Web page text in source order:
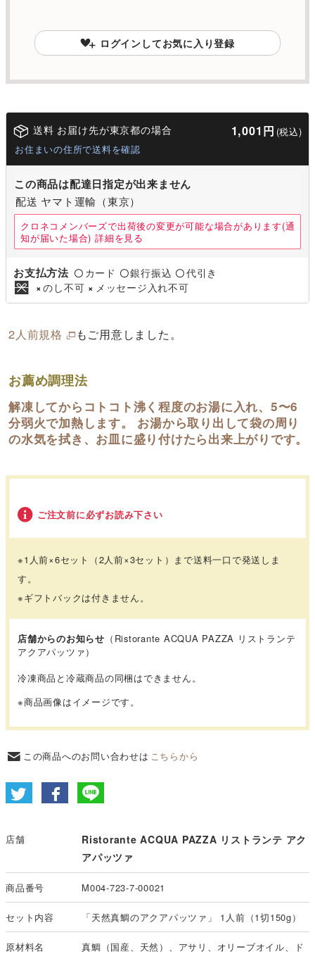
ログインしてお気に入り登録
送料 お届け先が東京都の場合 1,001円 (税込)
お住まいの住所で送料を確認
この商品は配達日指定が出来ません
配送 ヤマト運輸（東京）
クロネコメンバーズで出荷後の変更が可能な場合があります(通
知が届いた場合) 詳細を見る
お支払方法 〇 カード 〇銀行振込 〇代引き
× のし不可 × メッセージ入れ不可
2人前規格 もご用意しました。
お薦め調理法
解凍してからコトコト沸く程度のお湯に入れ、5〜6
分弱火で加熱します。 お湯から取り出して袋の周り
の水気を拭き、お皿に盛り付けたら出来上がりです。
ご注文前に必ずお読み下さい
※1人前×6セット（2人前×3セット）まで送料一口で発送しま
す。
※ギフトバックは付きません。
店舗からのお知らせ （Ristorante ACQUA PAZZA リストランテ
アクアパッツァ）
冷凍商品と冷蔵商品の同梱はできません。
※商品画像はイメージです。
この商品へのお問い合わせは こちらから
店舗
Ristorante ACQUA PAZZA リストランテ アク
アパッツァ
商品番号 M004-723-7-00021
セット内容 「天然真鯛のアクアパッツァ」 1人前（1切150g）
原材料名
真鯛（国産、天然）、アサリ、オリーブオイル、ド